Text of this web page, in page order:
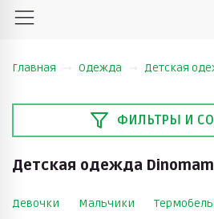
Главная Одежда Детская
ФИЛЬТРЫ И
Детская одежда
Девочки Мальчики